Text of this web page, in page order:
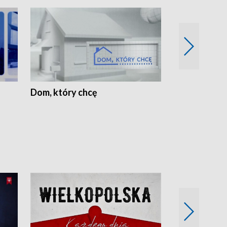
Dom, który chcę